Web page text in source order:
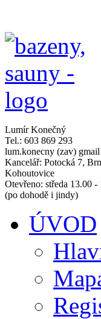
Lumír Konečný
Tel.: 603 869 293
lum.konecny (zav)
Kancelář: Potocká 7,
Kohoutovice
Otevřeno: středa 13.00 -
(po dohodě i jindy)
ÚVOD